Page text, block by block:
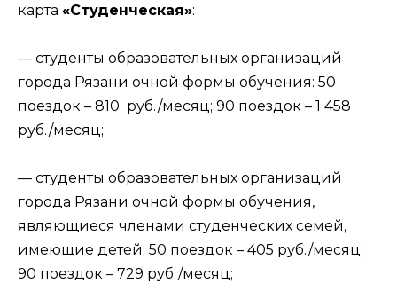
карта «Студенческая»:
— студенты образовательных организаций
города Рязани очной формы обучения: 50
поездок – 810 руб./месяц; 90 поездок – 1 458
руб./месяц;
— студенты образовательных организаций
города Рязани очной формы обучения,
являющиеся членами студенческих семей,
имеющие детей: 50 поездок – 405 руб./месяц;
90 поездок – 729 руб./месяц;